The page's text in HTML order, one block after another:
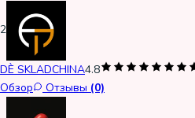
2
DÈ SKLADCHINA4.8
Обзор
Отзывы (0)